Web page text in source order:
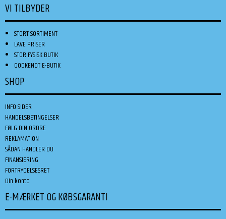
VI TILBYDER
STORT SORTIMENT
LAVE PRISER
STOR FYSISK BUTIK
GODKENDT E-BUTIK
SHOP
INFO SIDER
HANDELSBETINGELSER
FØLG DIN ORDRE
REKLAMATION
SÅDAN HANDLER DU
FINANSIERING
FORTRYDELSESRET
Din konto
E-MÆRKET OG KØBSGARANTI